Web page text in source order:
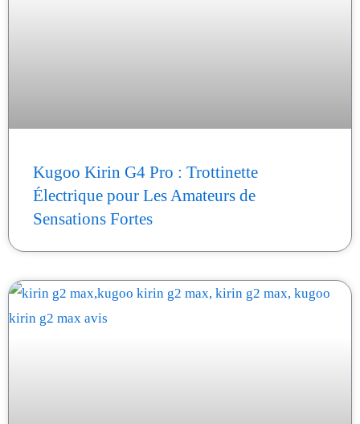
Kugoo Kirin G4 Pro : Trottinette
Électrique pour Les Amateurs de
Sensations Fortes